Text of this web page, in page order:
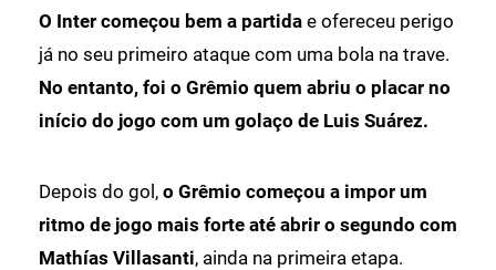
O Inter começou bem a partida e ofereceu perigo
já no seu primeiro ataque com uma bola na trave.
No entanto, foi o Grêmio quem abriu o placar no
início do jogo com um golaço de Luis Suárez.
Depois do gol, o Grêmio começou a impor um
ritmo de jogo mais forte até abrir o segundo com
Mathías Villasanti, ainda na primeira etapa.